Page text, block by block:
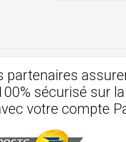
partenaires
sécurisé sur
votre compte